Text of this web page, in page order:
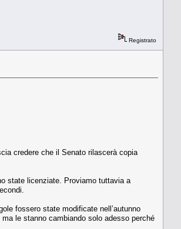
Registrato
credere che il Senato rilascerà copia
state licenziate. Proviamo tuttavia a
fossero state modificate nell’autunno
le stanno cambiando solo adesso perché